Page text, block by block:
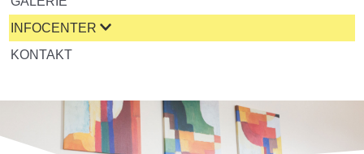
INFOCENTER
KONTAKT